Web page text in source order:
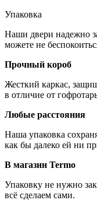
Упаковка
Наши двери надежно
можете не
Прочный короб
Жесткий каркас,
в отличие от
Любые расстояния
Наша упаковка
как бы далеко ей ни
В магазин Termo
Упаковку не нужно
всё сделаем сами.